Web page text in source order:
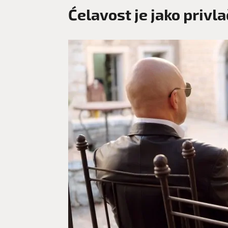
Ćelavost je jako